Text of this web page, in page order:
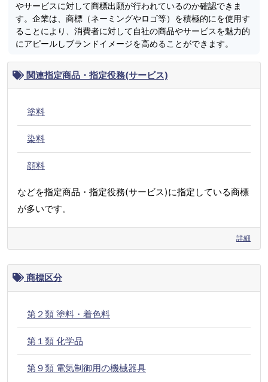
やサービスに対して商標出願が行われているのか確認できま
す。企業は、商標（ネーミングやロゴ等）を積極的にを使用す
ることにより、消費者に対して自社の商品やサービスを魅力的
にアピールしブランドイメージを高めることができます。
関連指定商品・指定役務(サービス)
塗料
染料
顔料
などを指定商品・指定役務(サービス)に指定している商標
が多いです。
詳細
商標区分
第２類 塗料・着色料
第１類 化学品
第９類 電気制御用の機械器具